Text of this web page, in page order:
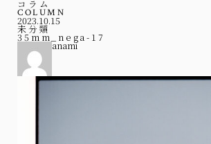
コラム
COLUMN
2023.10.15
未分類
35mm_nega-17
anami